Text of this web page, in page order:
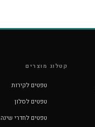
קטלוג מוצרים
טפטים לקירות
טפטים לסלון
טפטים לחדרי שינה